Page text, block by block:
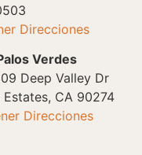
Direcciones
Verdes
Deep Valley Dr
CA 90274
Direcciones